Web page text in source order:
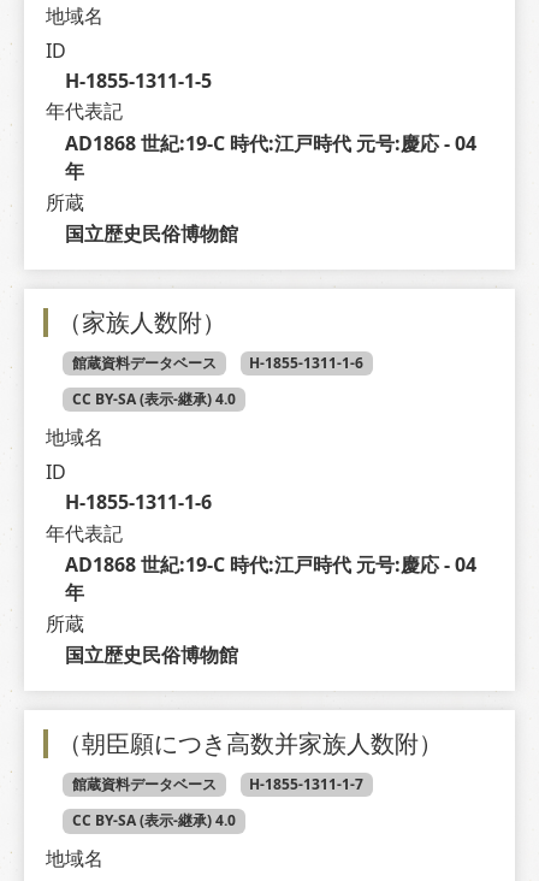
地域名
ID
H-1855-1311-1-5
年代表記
AD1868 世紀:19-C 時代:江戸時代 元号:慶応 - 04
年
所蔵
国立歴史民俗博物館
（家族人数附）
館蔵資料データベース
H-1855-1311-1-6
CC BY-SA (表示-継承) 4.0
地域名
ID
H-1855-1311-1-6
年代表記
AD1868 世紀:19-C 時代:江戸時代 元号:慶応 - 04
年
所蔵
国立歴史民俗博物館
（朝臣願につき高数并家族人数附）
館蔵資料データベース
H-1855-1311-1-7
CC BY-SA (表示-継承) 4.0
地域名